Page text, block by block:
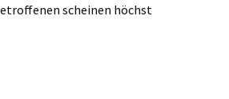
scheinen höchst